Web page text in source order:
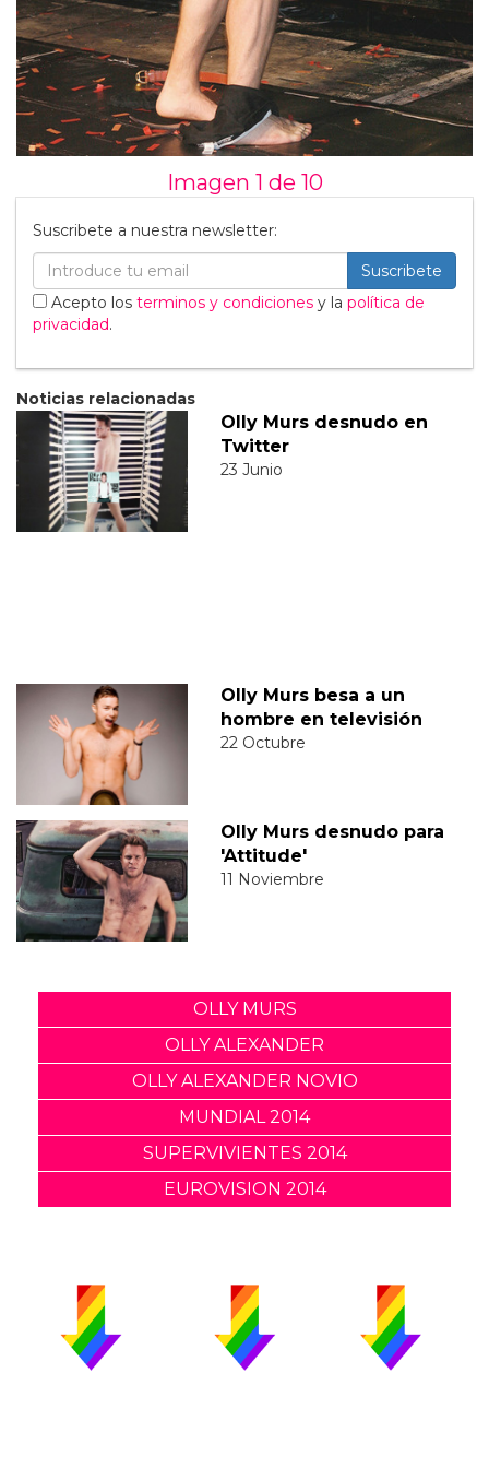
Imagen 1 de 10
Suscribete a nuestra newsletter:
Suscribete
Acepto los terminos y condiciones y la política de
privacidad.
Noticias relacionadas
Olly Murs desnudo en
Twitter
23 Junio
Olly Murs besa a un
hombre en televisión
22 Octubre
Olly Murs desnudo para
'Attitude'
11 Noviembre
OLLY MURS
OLLY ALEXANDER
OLLY ALEXANDER NOVIO
MUNDIAL 2014
SUPERVIVIENTES 2014
EUROVISION 2014